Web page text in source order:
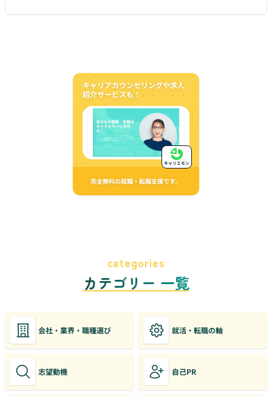
キャリアカウンセリングや求人
紹介サービスも！
完全無料の就職・転職支援です。
キャリエモン
categories
カテゴリー 一覧
会社・業界・職種選び 就活・転職の軸
志望動機 自己PR